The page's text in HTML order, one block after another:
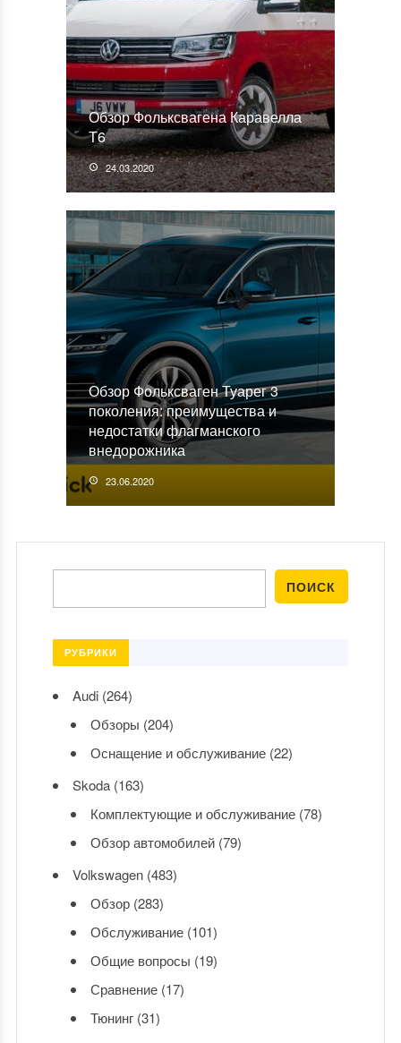
Обзор Фольксвагена Каравелла
Т6
24.03.2020
Обзор Фольксваген Туарег 3
поколения: преимущества и
недостатки флагманского
внедорожника
23.06.2020
РУБРИКИ
Audi(264)
Обзоры (204)
Оснащение и обслуживание(22)
Skoda(163)
Комплектующие и обслуживание(78)
Обзор автомобилей(79)
Volkswagen(483)
Обзор(283)
Обслуживание(101)
Общие вопросы (19)
Сравнение(17)
Тюнинг(31)